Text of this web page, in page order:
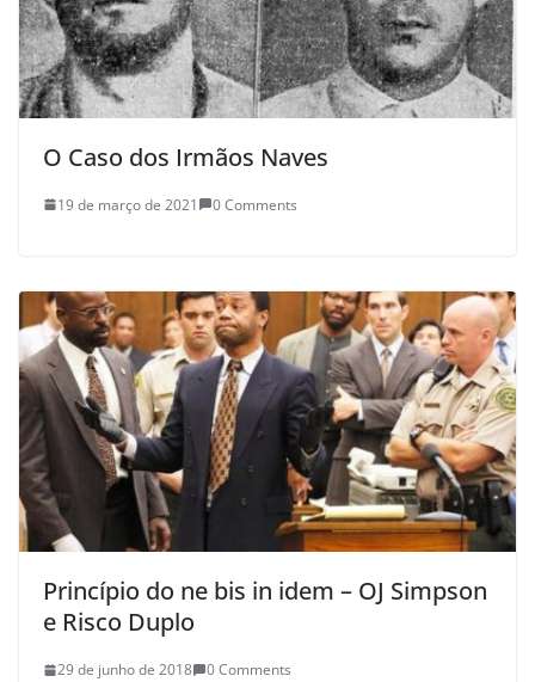
O Caso dos Irmãos Naves
19 de março de 2021 0 Comments
Princípio do ne bis in idem – OJ Simpson
e Risco Duplo
29 de junho de 2018 0 Comments